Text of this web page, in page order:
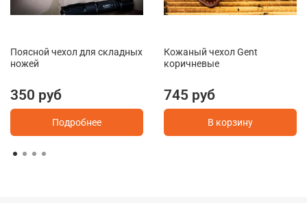
Поясной чехол для складных
ножей
350 руб
Подробнее
Кожаный чехол Gent
коричневые
745 руб
В корзину